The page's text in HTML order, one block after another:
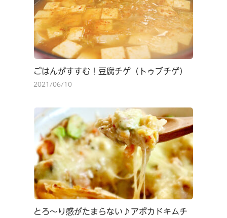
ごはんがすすむ！豆腐チゲ（トゥブチゲ）
2021/06/10
とろ～り感がたまらない♪アボカドキムチ